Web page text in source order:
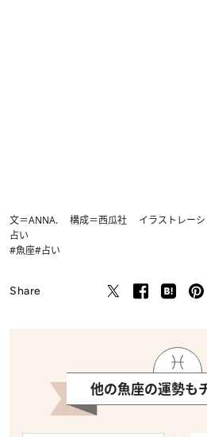
文＝ANNA. 構成＝西瓜社 イラストレーシ
占い
#魚座#占い
Share
他の魚座の運勢も